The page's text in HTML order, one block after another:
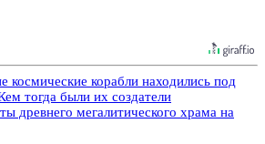
космические корабли находились под
тогда были их создатели
древнего мегалитического храма на